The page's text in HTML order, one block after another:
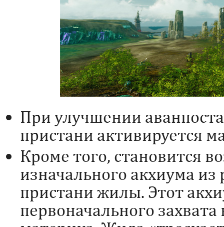
При улучшении
пристани активируется
Кроме того, становится
изначального акхиума
пристани жилы. Этот
первоначального